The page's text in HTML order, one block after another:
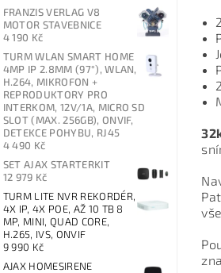
FRANZIS VERLAG V8
MOTOR STAVEBNICE
4 190 Kč
TURM WLAN SMART HOME
4MP IP 2.8MM (97°), WLAN,
H.264, MIKROFON +
REPRODUKTORY PRO
INTERKOM, 12V/1A, MICRO SD
SLOT (MAX. 256GB), ONVIF,
DETEKCE POHYBU, RJ45
4 490 Kč
SET AJAX STARTERKIT
12 979 Kč
TURM LITE NVR REKORDÉR,
4X IP, 4X POE, AŽ 10 TB 8
MP, MINI, QUAD CORE,
H.265, IVS, ONVIF
9 990 Kč
AJAX HOMESIRENE